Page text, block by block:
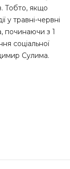
Тобто, якщо
у травні-червні
починаючи з 1
соціальної
Сулима.